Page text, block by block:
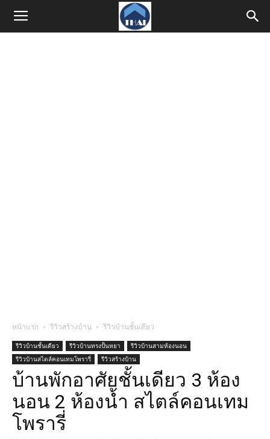
หน้าแรก รีวิวสร้างบ้าน รีวิวบ้านชั้นเดียว
รีวิวบ้านชั้นเดียว รีวิวบ้านทรงปั้นหยา
รีวิวบ้านสามห้องนอน
รีวิวบ้านสไตล์คอนเทมโพรารี่
รีวิวสร้างบ้าน
บ้านพักอาศัยชั้นเดียว 3 ห้อง
นอน 2 ห้องน้ำ สไตล์คอนเทม
โพรารี่